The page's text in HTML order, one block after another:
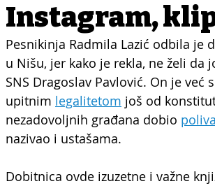
Instagram,
Pesnikinja Radmila Lazić odbila je
u Nišu, jer kako je rekla, ne želi
SNS Dragoslav Pavlović. On je
upitnim legalitetom još od
nezadovoljnih građana dobio
nazivao i ustašama.
Dobitnica ovde izuzetne i važne